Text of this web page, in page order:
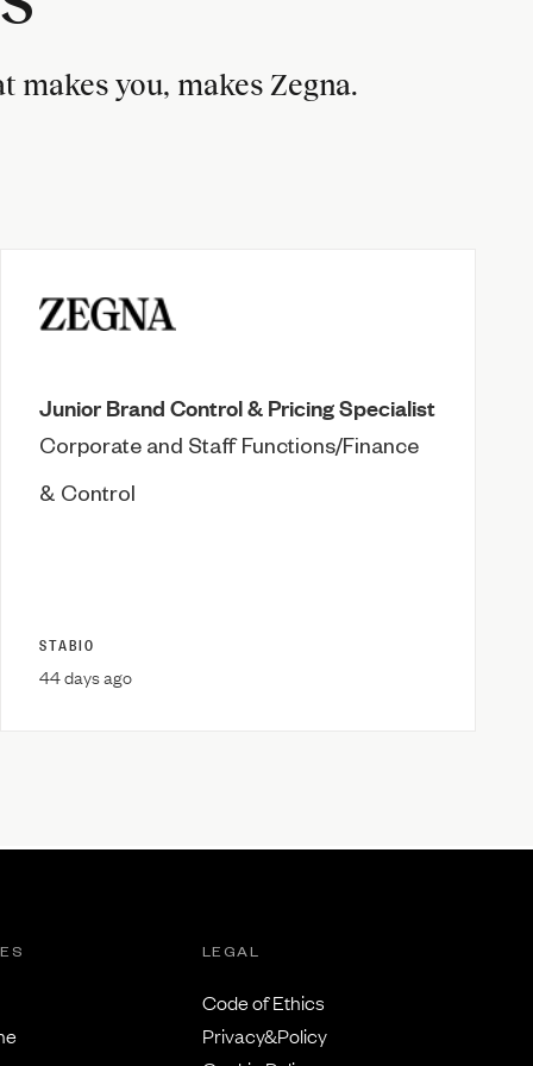
you, makes Zegna.
Junior Brand Control & Pricing Specialist
Corporate and Staff Functions/Finance
& Control
STABIO
44 days ago
LEGAL
Code of Ethics
Privacy&Policy